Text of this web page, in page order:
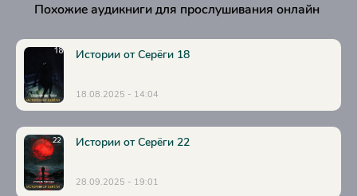
Похожие аудикниги для прослушивания онлайн
Истории от Серёги 18
18.08.2025 - 14:04
Истории от Серёги 22
28.09.2025 - 19:01